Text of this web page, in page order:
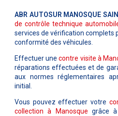
ABR AUTOSUR MANOSQUE
de contrôle technique
services de vérification complets
conformité des véhicules.
Effectuer unecontre visite à
réparations effectuées et de
aux normes réglementaires
initial.
Vous pouvez effectuer votre
collection à
Manosque grâce